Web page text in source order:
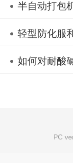
半自动打包
轻型防化服
如何对耐酸
PC